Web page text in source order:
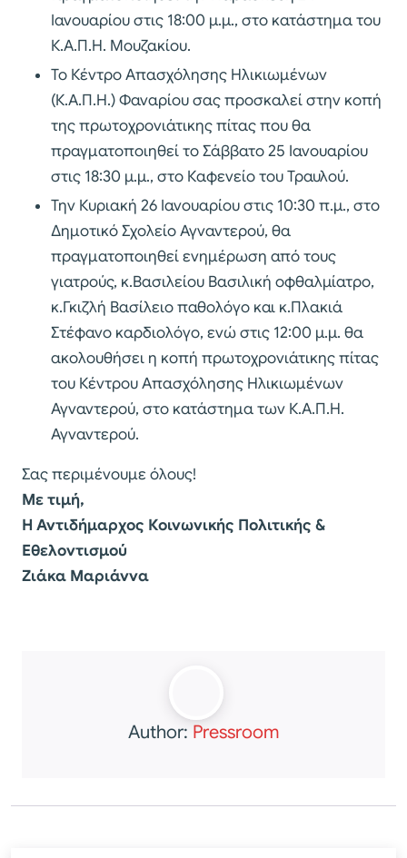
Ιανουαρίου στις 18:00 μ.μ., στο κατάστημα του
Κ.Α.Π.Η. Μουζακίου.
Το Κέντρο Απασχόλησης Ηλικιωμένων
(Κ.Α.Π.Η.) Φαναρίου σας προσκαλεί στην κοπή
της πρωτοχρονιάτικης πίτας που θα
πραγματοποιηθεί το Σάββατο 25 Ιανουαρίου
στις 18:30 μ.μ., στο Καφενείο του Τραυλού.
Την Κυριακή 26 Ιανουαρίου στις 10:30 π.μ., στο
Δημοτικό Σχολείο Αγναντερού, θα
πραγματοποιηθεί ενημέρωση από τους
γιατρούς, κ.Βασιλείου Βασιλική οφθαλμίατρο,
κ.Γκιζλή Βασίλειο παθολόγο και κ.Πλακιά
Στέφανο καρδιολόγο, ενώ στις 12:00 μ.μ. θα
ακολουθήσει η κοπή πρωτοχρονιάτικης πίτας
του Κέντρου Απασχόλησης Ηλικιωμένων
Αγναντερού, στο κατάστημα των Κ.Α.Π.Η.
Αγναντερού.
Σας περιμένουμε όλους!
Με τιμή,
Η Αντιδήμαρχος Κοινωνικής Πολιτικής &
Εθελοντισμού
Ζιάκα Μαριάννα
Author: Pressroom